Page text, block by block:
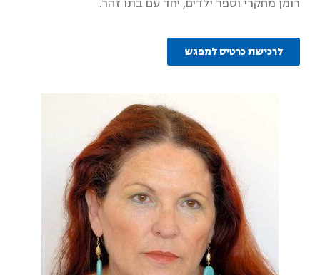
לרכישת כרטיס למפגש